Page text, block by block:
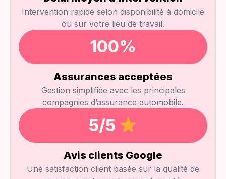
Intervention rapide selon disponibilité à domicile
ou sur votre lieu de travail.
100%
Assurances acceptées
Gestion simplifiée avec les principales
compagnies d’assurance automobile.
5/5
Avis clients Google
Une satisfaction client basée sur la qualité de